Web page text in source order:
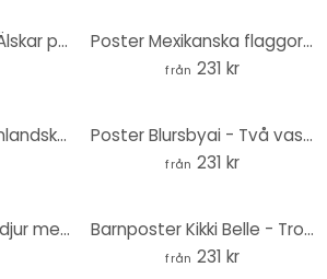
Poster Eleonora - Älskar penseldrag - Rund Poster Mexikanska flaggor Rund - Svart
från 231 kr
Poster Zwart - Dynlandskap i Ameland - Rund Poster Blursbyai - Två vaser med pilgrenar i pastellfärger - Rund
från 231 kr
Barnposter Glada djur med stjärnklar himmel - Oliver Robins - Rund Barnposter Kikki Belle - Tropisk fantasivärld med planeter och palmer - Rund
från 231 kr